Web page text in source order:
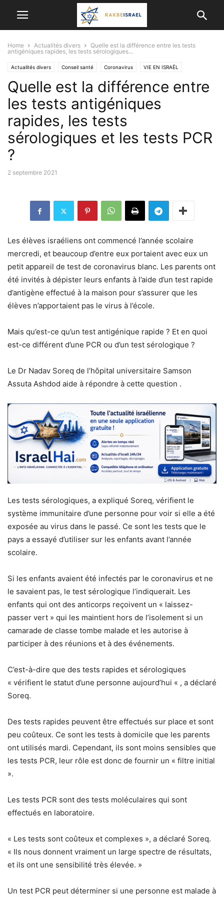
Home Actualités divers
Quelle est la différence entre les tests
antigéniques rapides, les tests sérologiques...
Actualités divers Conseil santé Coronavirus VIE EN ISRAËL
Quelle est la différence entre
les tests antigéniques
rapides, les tests
sérologiques et les tests PCR
?
2 septembre 2021
Les élèves israéliens ont commencé l’année scolaire
mercredi, et beaucoup d’entre eux portaient avec eux un
petit appareil de test de coronavirus blanc. Les parents ont
été invités à dépister leurs enfants à l’aide d’un test rapide
d’antigène effectué à la maison pour s’assurer que les
élèves n’apportaient pas le virus à l’école.
Mais qu’est-ce qu’un test antigénique rapide ? Et en quoi
est-ce différent d’une PCR ou d’un test sérologique ?
Le Dr Nadav Soreq de l’hôpital universitaire Samson
Assuta Ashdod aide à répondre à cette question .
Les tests sérologiques, a expliqué Soreq, vérifient le
système immunitaire d’une personne pour voir si elle a été
exposée au virus dans le passé. Ce sont les tests que le
pays a essayé d’utiliser sur les enfants avant l’année
scolaire.
Si les enfants avaient été infectés par le coronavirus et ne
le savaient pas, le test sérologique l’indiquerait. Les
enfants qui ont des anticorps reçoivent un « laissez-
passer vert » qui les maintient hors de l’isolement si un
camarade de classe tombe malade et les autorise à
participer à des réunions et à des événements.
C’est-à-dire que des tests rapides et sérologiques
« vérifient le statut d’une personne aujourd’hui « , a déclaré
Soreq.
Des tests rapides peuvent être effectués sur place et sont
peu coûteux. Ce sont les tests à domicile que les parents
ont utilisés mardi. Cependant, ils sont moins sensibles que
les tests PCR, leur rôle est donc de fournir un « filtre initial
».
Les tests PCR sont des tests moléculaires qui sont
effectués en laboratoire.
« Les tests sont coûteux et complexes », a déclaré Soreq.
« Ils nous donnent vraiment un large spectre de résultats,
et ils ont une sensibilité très élevée. »
Un test PCR peut déterminer si une personne est malade à